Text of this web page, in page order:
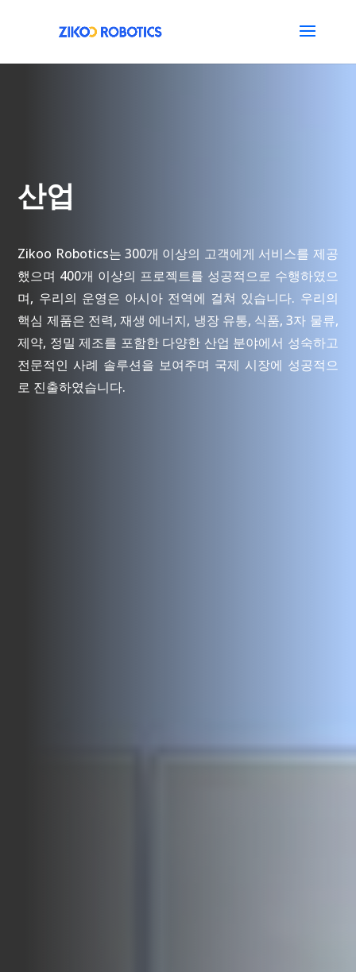
산업
Zikoo Robotics는 300개 이상의 고객에게 서비스를 제공
했으며 400개 이상의 프로젝트를 성공적으로 수행하였으
며, 우리의 운영은 아시아 전역에 걸쳐 있습니다. 우리의
핵심 제품은 전력, 재생 에너지, 냉장 유통, 식품, 3자 물류,
제약, 정밀 제조를 포함한 다양한 산업 분야에서 성숙하고
전문적인 사례 솔루션을 보여주며 국제 시장에 성공적으
로 진출하였습니다.